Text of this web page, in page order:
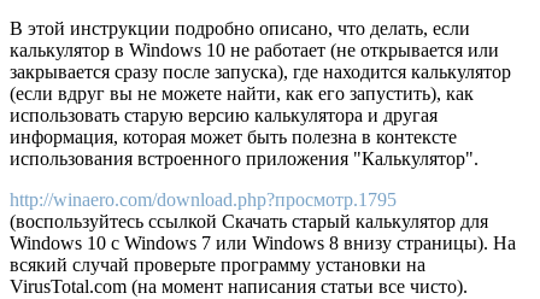
В этой инструкции подробно описано, что делать, если
калькулятор в Windows 10 не работает (не открывается или
закрывается сразу после запуска), где находится калькулятор
(если вдруг вы не можете найти, как его запустить), как
использовать старую версию калькулятора и другая
информация, которая может быть полезна в контексте
использования встроенного приложения "Калькулятор".
http://winaero.com/download.php?просмотр.1795
(воспользуйтесь ссылкой Скачать старый калькулятор для
Windows 10 с Windows 7 или Windows 8 внизу страницы). На
всякий случай проверьте программу установки на
VirusTotal.com (на момент написания статьи все чисто).